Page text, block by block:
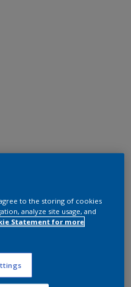
to the storing of cookies
analyze site usage, and
Statement for more